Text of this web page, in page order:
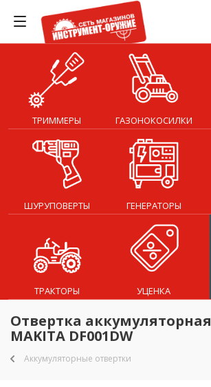
ТРИММЕРЫ ГАЗОНОКОСИЛКИ
ШУРУПОВЕРТЫ ГЕНЕРАТОРЫ
ТРАКТОРЫ УЦЕНКА
Отвертка аккумуляторная
MAKITA DF001DW
Аккумуляторные отвертки